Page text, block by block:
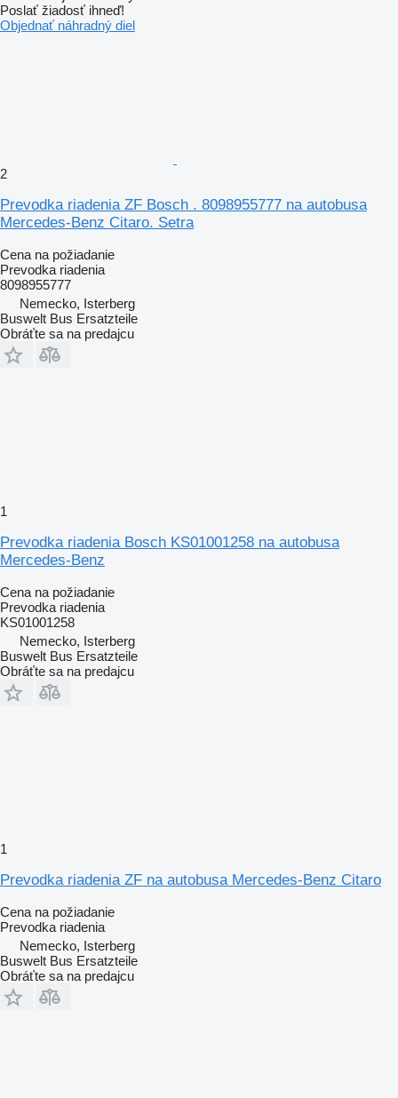
Poslať žiadosť ihneď!
Objednať náhradný diel
2
Prevodka riadenia ZF Bosch . 8098955777 na autobusa
Mercedes-Benz Citaro. Setra
Cena na požiadanie
Prevodka riadenia
8098955777
Nemecko, Isterberg
Buswelt Bus Ersatzteile
Obráťte sa na predajcu
1
Prevodka riadenia Bosch KS01001258 na autobusa
Mercedes-Benz
Cena na požiadanie
Prevodka riadenia
KS01001258
Nemecko, Isterberg
Buswelt Bus Ersatzteile
Obráťte sa na predajcu
1
Prevodka riadenia ZF na autobusa Mercedes-Benz Citaro
Cena na požiadanie
Prevodka riadenia
Nemecko, Isterberg
Buswelt Bus Ersatzteile
Obráťte sa na predajcu